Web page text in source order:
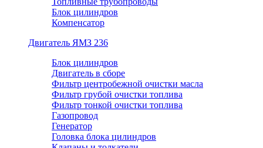
Блок цилиндров
Компенсатор
Двигатель ЯМЗ 236
Блок цилиндров
Двигатель в сборе
Фильтр центробежной очистки масла
Фильтр грубой очистки топлива
Фильтр тонкой очистки топлива
Газопровод
Генератор
Головка блока цилиндров